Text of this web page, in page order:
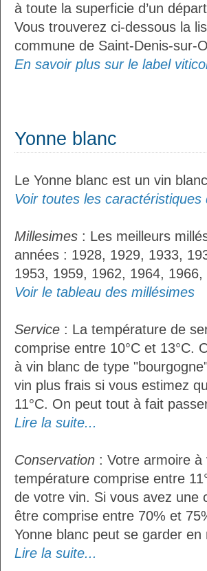
à toute la superficie d’un
Vous trouverez ci-dessous la
commune de Saint-Denis-sur-
En savoir plus sur le label
Yonne blanc
Le Yonne blanc est un vin
Voir toutes les caractéristiques
Millesimes : Les meilleurs
années : 1928, 1929, 1933,
1953, 1959, 1962, 1964,
Voir le tableau des millésimes
Service : La température de
comprise entre 10°C et 13°C.
à vin blanc de type
vin plus frais si vous estimez
11°C. On peut tout à fait
Lire la suite...
Conservation : Votre armoire
température comprise entre
de votre vin. Si vous avez une
être comprise entre 70% et
Yonne blanc peut se garder
Lire la suite...